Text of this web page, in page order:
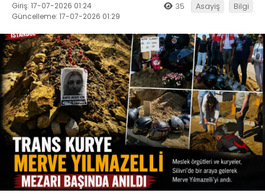
Giriş: 17-07-2026 01:24
Güncelleme: 17-07-2026 01:29
35 Asayiş Bilgi